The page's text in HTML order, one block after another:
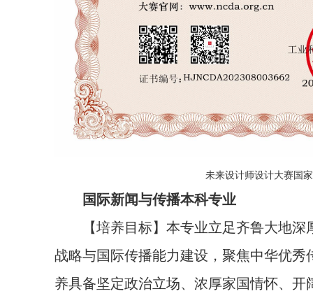
未来设计师设计大赛国
国际新闻与传播本科专业
【培养目标】本专业立足齐鲁大地
战略与国际传播能力建设，聚焦中华优秀
养具备坚定政治立场、浓厚家国情怀、开